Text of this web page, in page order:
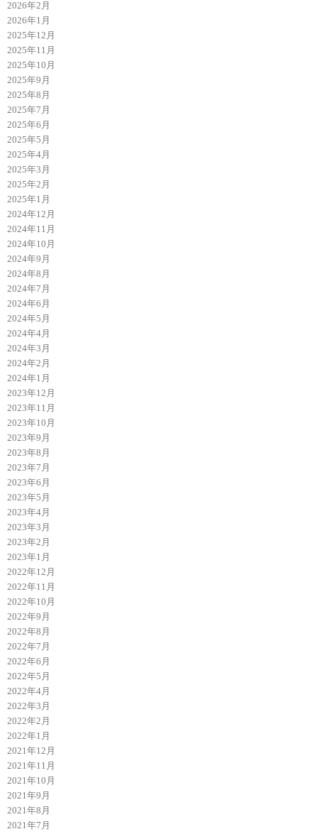
2026年2月
2026年1月
2025年12月
2025年11月
2025年10月
2025年9月
2025年8月
2025年7月
2025年6月
2025年5月
2025年4月
2025年3月
2025年2月
2025年1月
2024年12月
2024年11月
2024年10月
2024年9月
2024年8月
2024年7月
2024年6月
2024年5月
2024年4月
2024年3月
2024年2月
2024年1月
2023年12月
2023年11月
2023年10月
2023年9月
2023年8月
2023年7月
2023年6月
2023年5月
2023年4月
2023年3月
2023年2月
2023年1月
2022年12月
2022年11月
2022年10月
2022年9月
2022年8月
2022年7月
2022年6月
2022年5月
2022年4月
2022年3月
2022年2月
2022年1月
2021年12月
2021年11月
2021年10月
2021年9月
2021年8月
2021年7月